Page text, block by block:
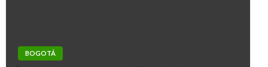
BOGOTÁ